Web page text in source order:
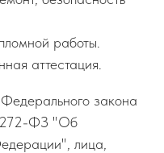
работы.
аттестация.
закона
272-ФЗ "Об
лица,